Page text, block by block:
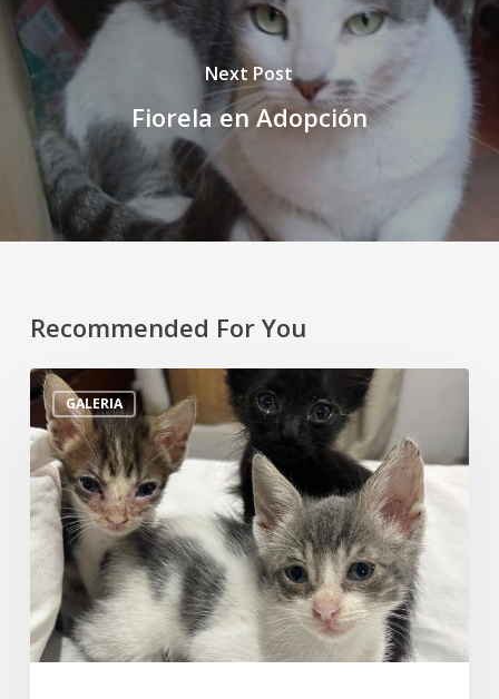
Next Post
Fiorela en Adopción
Recommended For You
GALERIA
Tres
gatitos
recién
nacidos
fueron
abandonados…
estaban
destinados
a